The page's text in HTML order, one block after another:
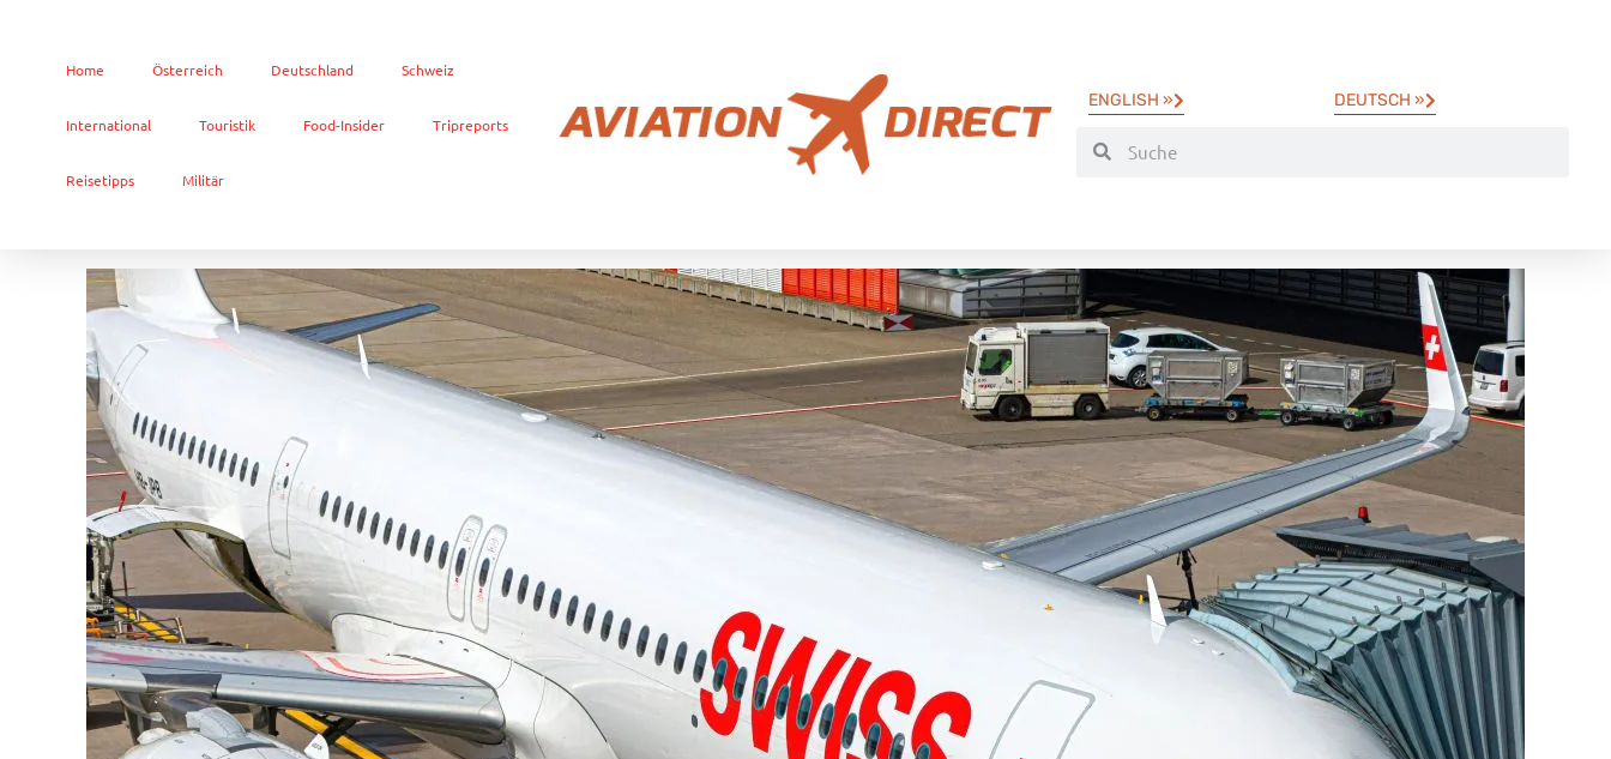
Home Österreich Deutschland Schweiz
International Touristik Food-Insider Tripreports
Reisetipps Militär
ENGLISH » DEUTSCH »